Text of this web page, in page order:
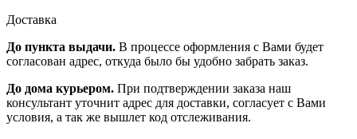
Доставка
До пункта выдачи. В процессе оформления с Вами будет
согласован адрес, откуда было бы удобно забрать заказ.
До дома курьером. При подтверждении заказа наш
консультант уточнит адрес для доставки, согласует с Вами
условия, а так же вышлет код отслеживания.